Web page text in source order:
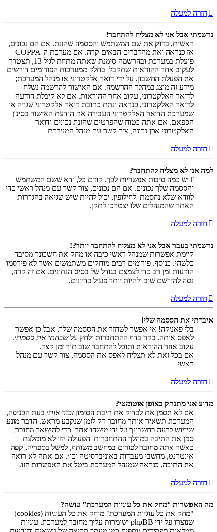
חזרה למעלה
נרשמתי אבל אני לא מצליח להתחבר!
ראשית, בדוק את שם המשתמש והססמה שהזנת. אם הם נכונים,
אז כנראה ואת מהדברים הבאים קרה. אם מערכת ה־COPPA
פועלת במערכת ובהרשמה סימנת שאתה מתחת לגיל 13, תצטרך
לעקוב אחר ההוראות שתקבל. בחלק ממערכות הפורומים דורשים
את הפעלת החשבון, על ידי דואר אלקטרוני או מנהל המערכת;
מידע זה מוצג במהלך ההרשמה. אם האישור להרשמה נשלח
לדואר האלקטרוני, עקוב אחר ההוראות. אם לא קיבלת הודעה
לדואר האלקטרוני, כנראה ונתת כתובת דואר אלקטרוני שגויה או
שמערכת הדואר האלקטרוני העבירה את הודעת האישור בסינון
הספאם. אם אתה בטוח שהפרטים שהזנת נכונים ודואר
האלקטרוני אכן נכונה, צור קשר עם מנהל המערכת.
חזרה למעלה
למה אני לא מצליח להתחבר?
Tיש כמה סיבות אפשריות לכך. קודם כל, ודא ששם המשתמש
והססמה שלך נכונים. אם הם נכונים, צור קשר עם מנהל ראשי כדי
לוודא שלא נחסמת. לחילופין, יכול להיות שיש שגיאה בהגדרות
האתר שהמנהלים שלו יצטרכו לתקן.
חזרה למעלה
נרשמתי בעבר אבל אני לא מצליח להתחבר יותר?!
קיימת אפשרות שמנהל ראשי כיבה או מחק את חשבונך מסיבה
כלשהי. בנוסף, פורומים רבים מוחקים משתמשים אשר לא פירסמו
הודעות זמן רב כדי לצמצם בגודל של בסיס הנתונים. אם זה קרה,
נסה להירשם שוב ולהיות יותר פעיל בדיונים.
חזרה למעלה
איבדתי את הססמה שלי!
בלי פאניקה! אי אפשר לשחזר את הססמה שלך, אבל כן אפשר
לאפס אותה. בקר בדף ההתחברות ולחץ עלשכחתי את ססמתי.
עקוב אחר ההוראות ותוכל להתחבר שוב תוך זמן קצר.
אם בכל זאת לא תצליח לאפס את הססמה, צור קשר עם מנהל
ראשי
חזרה למעלה
מדוע אני מתנתק באופן אוטומטי?
אם לא תסמן את לבדוק את תיבת הסימוןזכור אותי בעת הכניסה,
המערכת תשאיר אותך מחובר רק לזמן שנקבע מראש. הדבר מונע
שימוש לרעה בחשבונך על ידי מישהו אחר. כדי להישאר מחובר,
סמן את התיבה במהלך ההתחברות. הפעולה הזו לא מומלצת
כאשר אתה מחובר לפורום במחשב משותף, למשל בספריה, קפה
אינטרנט, מחשבי מעבדות באוניברסיטה וכו׳. אם אתה לא רואה
את התיבה, כנראה שמנהל המערכת ביטל את האפשרות הזו.
חזרה למעלה
מה האפשרות “מחק את כל עוגיות המערכת” עושה?
"מחק את כל עוגיות המערכת" מוחק את כל העוגיות (cookies)
שנוצרו על ידי phpBB ושומרות עליך מחובר למערכת. עוגיות